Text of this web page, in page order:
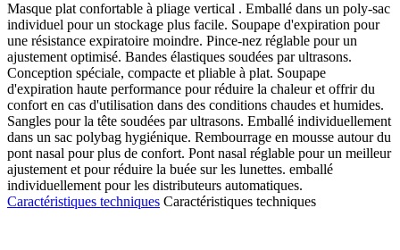
Masque plat confortable à pliage vertical . Emballé dans un poly-sac
individuel pour un stockage plus facile. Soupape d'expiration pour
une résistance expiratoire moindre. Pince-nez réglable pour un
ajustement optimisé. Bandes élastiques soudées par ultrasons.
Conception spéciale, compacte et pliable à plat. Soupape
d'expiration haute performance pour réduire la chaleur et offrir du
confort en cas d'utilisation dans des conditions chaudes et humides.
Sangles pour la tête soudées par ultrasons. Emballé individuellement
dans un sac polybag hygiénique. Rembourrage en mousse autour du
pont nasal pour plus de confort. Pont nasal réglable pour un meilleur
ajustement et pour réduire la buée sur les lunettes. emballé
individuellement pour les distributeurs automatiques.
Caractéristiques techniques Caractéristiques techniques